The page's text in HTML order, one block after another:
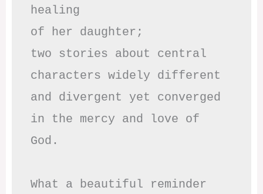
healing
of her daughter;
two stories about central
characters widely different
and divergent yet converged
in the mercy and love of
God.
What a beautiful reminder